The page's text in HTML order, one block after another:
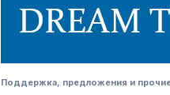
Поддержка, предложения и